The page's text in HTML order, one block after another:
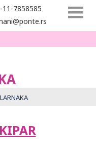
11-7858585
LARNAKA
KIPAR